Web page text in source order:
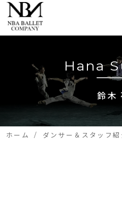
Hana
鈴木
ホーム ダンサー＆スタッフ紹